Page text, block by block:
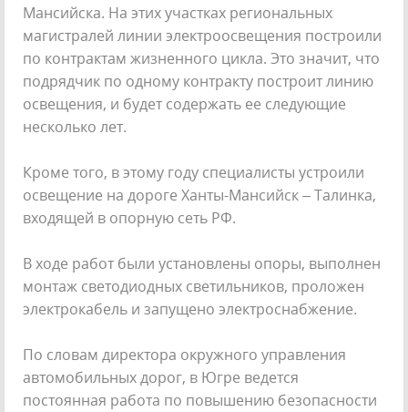
Мансийска. На этих участках региональных
магистралей линии электроосвещения построили
по контрактам жизненного цикла. Это значит, что
подрядчик по одному контракту построит линию
освещения, и будет содержать ее следующие
несколько лет.
Кроме того, в этому году специалисты устроили
освещение на дороге Ханты-Мансийск – Талинка,
входящей в опорную сеть РФ.
В ходе работ были установлены опоры, выполнен
монтаж светодиодных светильников, проложен
электрокабель и запущено электроснабжение.
По словам директора окружного управления
автомобильных дорог, в Югре ведется
постоянная работа по повышению безопасности